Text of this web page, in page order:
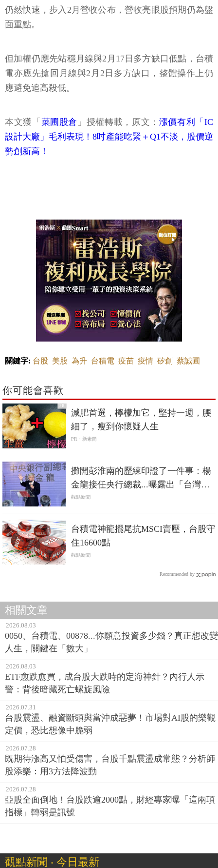
應避免追高殺低。
勢創新高！
美股 疫情 矽創
你可能會喜歡
細了，瘦到你懷疑人生
PR・新素簡
任總統的怠惰」！
觀點新聞
觀點新聞
2026.08.03
0050、台積電、00878...你願意投資多少錢？真正想改變
人生，關鍵在「數大」
2026.08.03
ETF愈跌愈買，成台股大跌時的定海神針？內行人示
警：背後暗藏死亡螺旋風險
2026.07.31
台股震盪、融資斷頭與當沖成惡夢！市場對AI股的樂觀
定價，恐比想像中脆弱
2026.07.28
既期待漲高又怕受傷害，台股千點震盪成常態？分析師
股添樂：用3方法降波動
2026.07.28
亞股全面倒地！台股跌逾2000點，財經專家曝「這兩項
指標」轉弱是訊號
2026.08.04
基金規模2年增近70%！第一金投信董事長尤昭文：投信